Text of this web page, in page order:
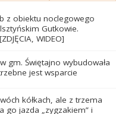
z obiektu noclegowego
Gutkowie.
WIDEO]
gm. Świętajno wybudowała
jest wsparcie
kółkach, ale z trzema
go jazda „zygzakiem” i